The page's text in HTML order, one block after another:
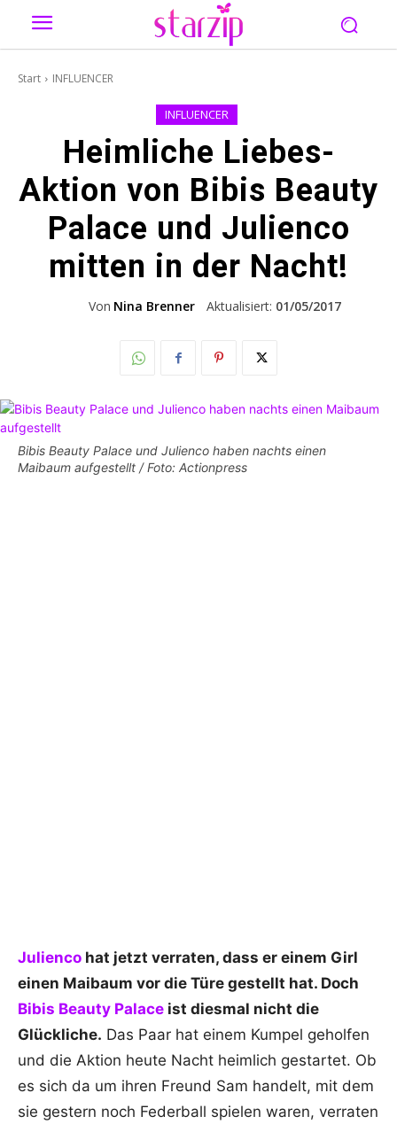
Start INFLUENCER
INFLUENCER
Heimliche Liebes-
Aktion von Bibis Beauty
Palace und Julienco
mitten in der Nacht!
Von Nina Brenner Aktualisiert: 01/05/2017
Bibis Beauty Palace und Julienco haben nachts einen
Maibaum aufgestellt / Foto: Actionpress
Julienco hat jetzt verraten, dass er einem Girl
einen Maibaum vor die Türe gestellt hat. Doch
Bibis Beauty Palace ist diesmal nicht die
Glückliche. Das Paar hat einem Kumpel geholfen
und die Aktion heute Nacht heimlich gestartet. Ob
es sich da um ihren Freund Sam handelt, mit dem
sie gestern noch Federball spielen waren, verraten